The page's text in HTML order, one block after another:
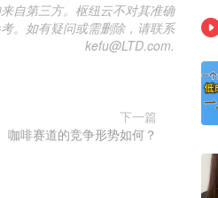
自第三方。枢纽云不对其准确
。如有疑问或需删除，请联系
kefu@LTD.com.
下一篇
咖啡赛道的竞争形势如何？